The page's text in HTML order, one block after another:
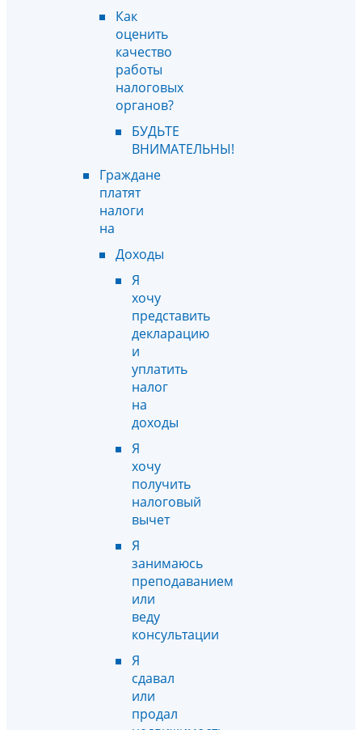
Как
оценить
качество
работы
налоговых
органов?
БУДЬТЕ
ВНИМАТЕЛЬНЫ!
Граждане
платят
налоги
на
Доходы
Я
хочу
представить
декларацию
и
уплатить
налог
на
доходы
Я
хочу
получить
налоговый
вычет
Я
занимаюсь
преподаванием
или
веду
консультации
Я
сдавал
или
продал